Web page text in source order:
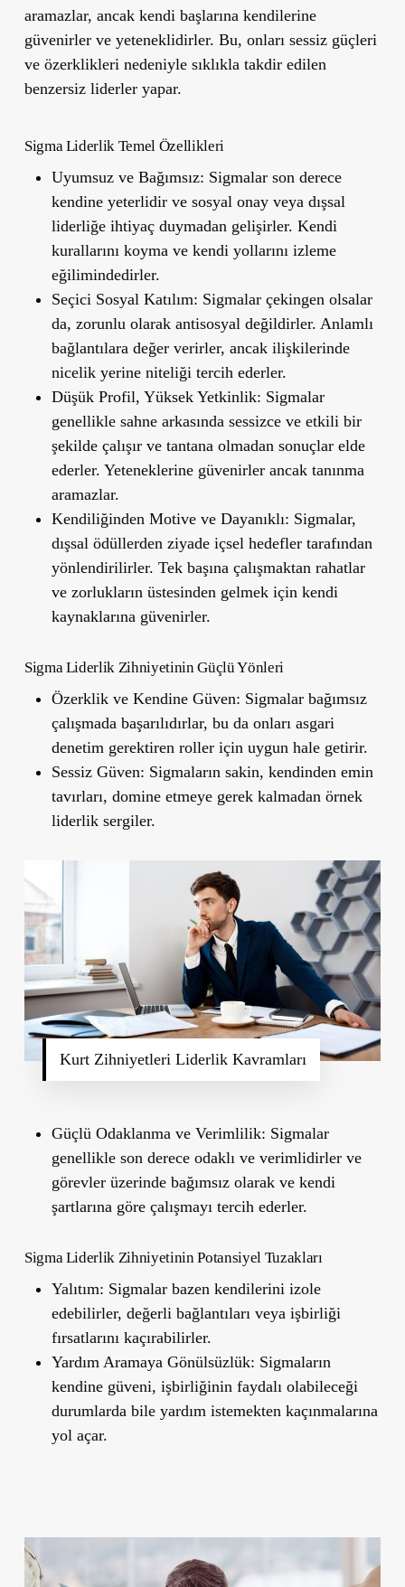
aramazlar, ancak kendi başlarına kendilerine
güvenirler ve yeteneklidirler. Bu, onları sessiz güçleri
ve özerklikleri nedeniyle sıklıkla takdir edilen
benzersiz liderler yapar.
Sigma Liderlik Temel Özellikleri
Uyumsuz ve Bağımsız: Sigmalar son derece
kendine yeterlidir ve sosyal onay veya dışsal
liderliğe ihtiyaç duymadan gelişirler. Kendi
kurallarını koyma ve kendi yollarını izleme
eğilimindedirler.
Seçici Sosyal Katılım: Sigmalar çekingen olsalar
da, zorunlu olarak antisosyal değildirler. Anlamlı
bağlantılara değer verirler, ancak ilişkilerinde
nicelik yerine niteliği tercih ederler.
Düşük Profil, Yüksek Yetkinlik: Sigmalar
genellikle sahne arkasında sessizce ve etkili bir
şekilde çalışır ve tantana olmadan sonuçlar elde
ederler. Yeteneklerine güvenirler ancak tanınma
aramazlar.
Kendiliğinden Motive ve Dayanıklı: Sigmalar,
dışsal ödüllerden ziyade içsel hedefler tarafından
yönlendirilirler. Tek başına çalışmaktan rahatlar
ve zorlukların üstesinden gelmek için kendi
kaynaklarına güvenirler.
Sigma Liderlik Zihniyetinin Güçlü Yönleri
Özerklik ve Kendine Güven: Sigmalar bağımsız
çalışmada başarılıdırlar, bu da onları asgari
denetim gerektiren roller için uygun hale getirir.
Sessiz Güven: Sigmaların sakin, kendinden emin
tavırları, domine etmeye gerek kalmadan örnek
liderlik sergiler.
Kurt Zihniyetleri Liderlik Kavramları
Güçlü Odaklanma ve Verimlilik: Sigmalar
genellikle son derece odaklı ve verimlidirler ve
görevler üzerinde bağımsız olarak ve kendi
şartlarına göre çalışmayı tercih ederler.
Sigma Liderlik Zihniyetinin Potansiyel Tuzakları
Yalıtım: Sigmalar bazen kendilerini izole
edebilirler, değerli bağlantıları veya işbirliği
fırsatlarını kaçırabilirler.
Yardım Aramaya Gönülsüzlük: Sigmaların
kendine güveni, işbirliğinin faydalı olabileceği
durumlarda bile yardım istemekten kaçınmalarına
yol açar.